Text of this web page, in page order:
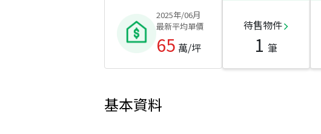
2025年/06月
最新平均單價
65 萬/坪
待售物件
1 筆
基本資料